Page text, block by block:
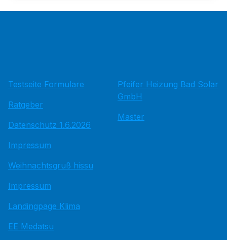
Testseite Formulare
Ratgeber
Datenschutz 1.6.2026
Impressum
Weihnachtsgruß hissu
Impressum
Landingpage Klima
EE Medatsu
Pfeifer Heizung Bad Solar
GmbH
Master